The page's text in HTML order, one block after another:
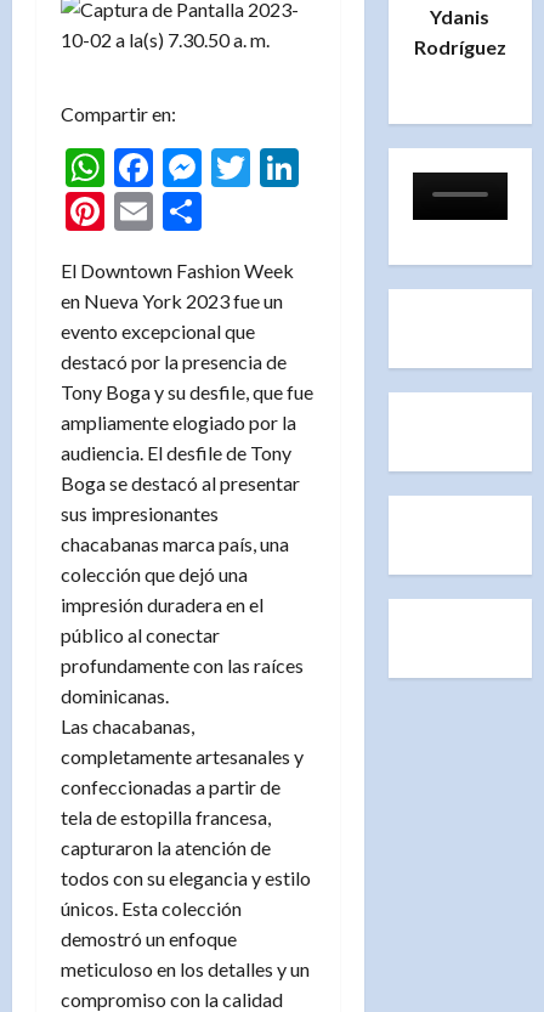
Compartir en:
WhatsApp
Facebook
Messenger
TwitterLinkedIn
Pinterest
Email
El Downtown Fashion Week
en Nueva York 2023 fue un
evento excepcional que
destacó por la presencia de
Tony Boga y su desfile, que fue
ampliamente elogiado por la
audiencia. El desfile de Tony
Boga se destacó al presentar
sus impresionantes
chacabanas marca país, una
colección que dejó una
impresión duradera en el
público al conectar
profundamente con las raíces
dominicanas.
Las chacabanas,
completamente artesanales y
confeccionadas a partir de
tela de estopilla francesa,
capturaron la atención de
todos con su elegancia y estilo
únicos. Esta colección
demostró un enfoque
meticuloso en los detalles y un
compromiso con la calidad
Ydanis
Rodríguez